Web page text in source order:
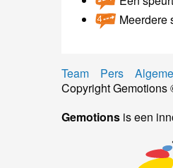
Meerdere
Team Pers
Copyright Gemotions
Gemotions is een